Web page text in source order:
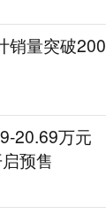
销量突破200
20.69万元
预售